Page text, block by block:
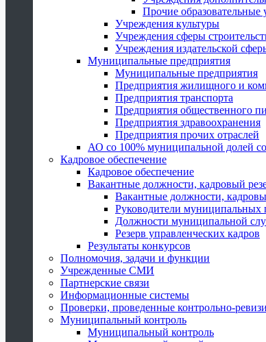
Прочие образовательные
Учреждения культуры
Учреждения сферы
Учреждения издательской
Муниципальные предприятия
Муниципальные предприятия
Предприятия жилищного и
Предприятия транспорта
Предприятия общественного
Предприятия здравоохранения
Предприятия прочих отраслей
АО со 100% муниципальной долей
Кадровое обеспечение
Кадровое обеспечение
Вакантные должности, кадровый
Вакантные должности,
Руководители муниципальных
Должности муниципальной
Резерв управленческих кадров
Результаты конкурсов
Полномочия, задачи и функции
Учрежденные СМИ
Партнерские связи
Информационные системы
Проверки, проведенные контрольно-
Муниципальный контроль
Муниципальный контроль